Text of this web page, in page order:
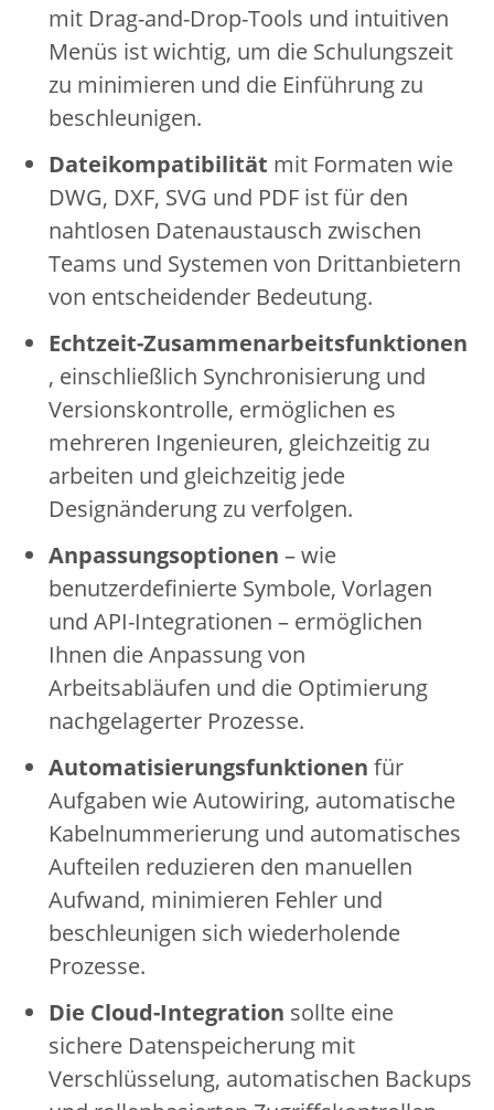
mit Drag-and-Drop-Tools und intuitiven
Menüs ist wichtig, um die Schulungszeit
zu minimieren und die Einführung zu
beschleunigen.
Dateikompatibilität mit Formaten wie
DWG, DXF, SVG und PDF ist für den
nahtlosen Datenaustausch zwischen
Teams und Systemen von Drittanbietern
von entscheidender Bedeutung.
Echtzeit-Zusammenarbeitsfunktionen
, einschließlich Synchronisierung und
Versionskontrolle, ermöglichen es
mehreren Ingenieuren, gleichzeitig zu
arbeiten und gleichzeitig jede
Designänderung zu verfolgen.
Anpassungsoptionen – wie
benutzerdefinierte Symbole, Vorlagen
und API-Integrationen – ermöglichen
Ihnen die Anpassung von
Arbeitsabläufen und die Optimierung
nachgelagerter Prozesse.
Automatisierungsfunktionen für
Aufgaben wie Autowiring, automatische
Kabelnummerierung und automatisches
Aufteilen reduzieren den manuellen
Aufwand, minimieren Fehler und
beschleunigen sich wiederholende
Prozesse.
Die Cloud-Integration sollte eine
sichere Datenspeicherung mit
Verschlüsselung, automatischen Backups